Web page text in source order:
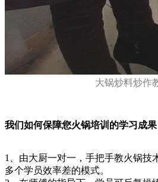
大锅炒料炒作
我们如何保障您火锅培训的学习成果
1、由大厨一对一，手把手教火锅技
多个学员效率差的模式。